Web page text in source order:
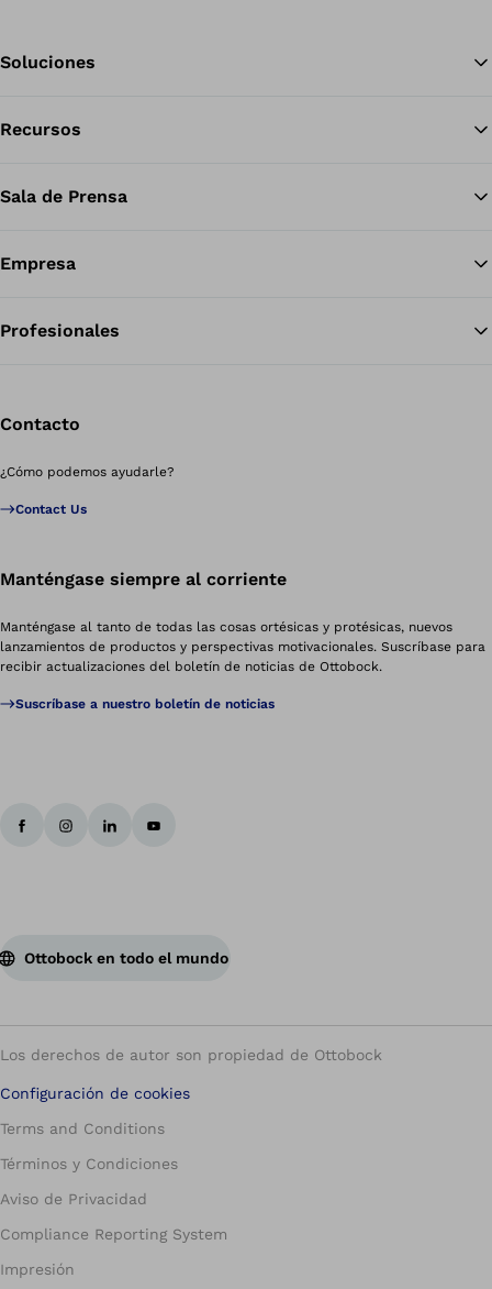
Soluciones
Recursos
Sala de Prensa
Empresa
Profesionales
Contacto
¿Cómo podemos ayudarle?
Contact Us
Manténgase siempre al corriente
Manténgase al tanto de todas las cosas ortésicas y protésicas, nuevos
lanzamientos de productos y perspectivas motivacionales. Suscríbase para
recibir actualizaciones del boletín de noticias de Ottobock.
Suscríbase a nuestro boletín de noticias
Ottobock en todo el mundo
Los derechos de autor son propiedad de Ottobock
Configuración de cookies
Terms and Conditions
Términos y Condiciones
Aviso de Privacidad
Compliance Reporting System
Impresión